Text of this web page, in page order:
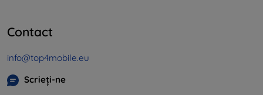
Contact
info@top4mobile.eu
Scrieți-ne